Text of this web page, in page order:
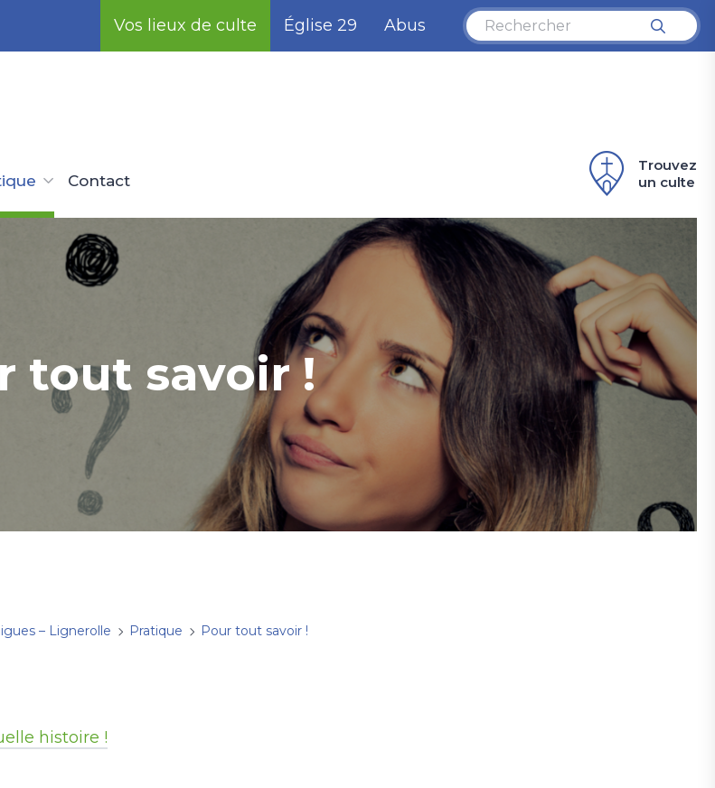
Vos lieux de culte Église 29 Abus
Contact
Trouvez
un culte
tout savoir !
– Lignerolle Pratique Pour tout savoir !
histoire !